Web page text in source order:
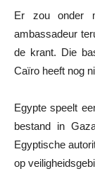
Er zou onder
ambassadeur
de krant. Die
Caïro heeft nog
Egypte speelt
bestand in
Egyptische
op